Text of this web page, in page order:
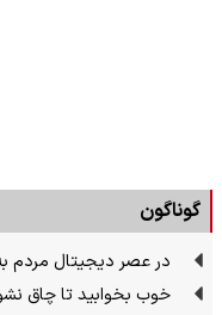
گوناگون
در عصر دیجیتال مردم
خوب بخوابید تا چاق